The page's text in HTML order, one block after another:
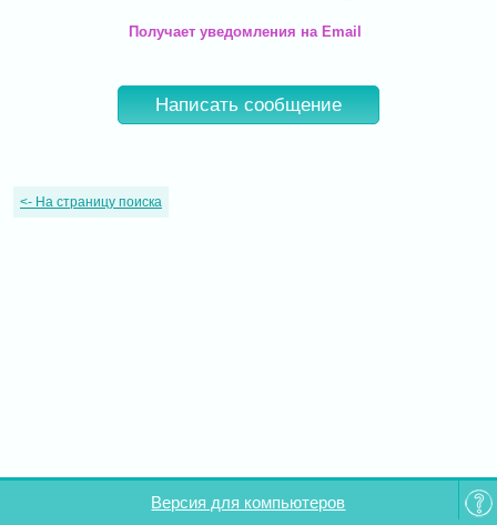
Получает уведомления на Email
Написать сообщение
<- На страницу поиска
Версия для компьютеров